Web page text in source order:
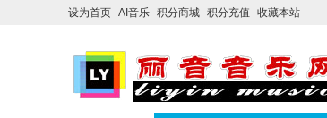
设为首页 AI音乐 积分商城 积分充值 收藏本站